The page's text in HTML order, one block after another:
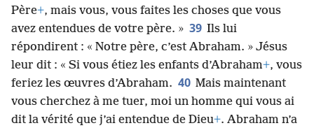
Père+, mais vous, vous faites les choses que vous
avez entendues de votre père. » 39 Ils lui
répondirent : « Notre père, c’est Abraham. » Jésus
leur dit : « Si vous étiez les enfants d’Abraham+, vous
feriez les œuvres d’Abraham. 40 Mais maintenant
vous cherchez à me tuer, moi un homme qui vous ai
dit la vérité que j’ai entendue de Dieu+. Abraham n’a